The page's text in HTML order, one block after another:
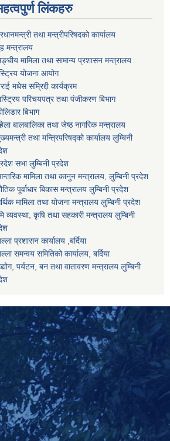
लिंकहरु
तथा मन्त्रीपरिषदको कार्यालय
मन्त्रालय
मामिला तथा सामान्य प्रशासन मन्त्रालय
योजना आयोग
मधेस सम्रिद्दी कार्यक्रम
परिचयपत्र तथा पंजीकरण बिभाग
बिभाग
बालबालिका तथा जेष्ठ नागरिक मन्त्रालय
तथा मन्त्रिपरिषद्को कार्यालय लुम्बिनी
सभा लुम्बिनी प्रदेश
मामिला तथा कानुन मन्त्रालय, लुम्बिनी प्रदेश
पूर्वाधार बिकास मन्त्रालय लुम्बिनी प्रदेश
मामिला तथा योजना मन्त्रालय लुम्बिनी प्रदेश
व्यवस्था, कृषि तथा सहकारी मन्त्रालय लुम्बिनी
प्रशासन कार्यालय ,बर्दिया
समन्वय समितिको कार्यालय, बर्दिया
पर्यटन, बन तथा वातावरण मन्त्रालय लुम्बिनी